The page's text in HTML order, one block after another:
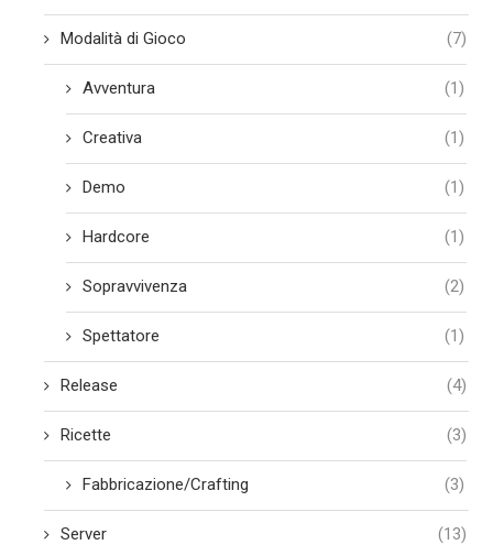
Modalità di Gioco (7)
Avventura (1)
Creativa (1)
Demo (1)
Hardcore (1)
Sopravvivenza (2)
Spettatore (1)
Release (4)
Ricette (3)
Fabbricazione/Crafting (3)
Server (13)